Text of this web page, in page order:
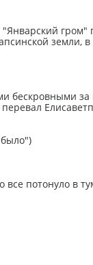
гром"
земли, в
бескровными за
потонуло в